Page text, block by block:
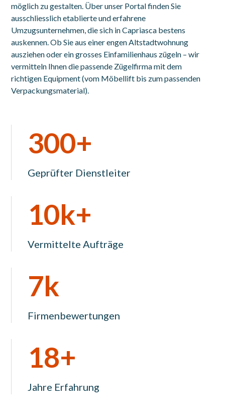
möglich zu gestalten. Über unser Portal finden Sie
ausschliesslich etablierte und erfahrene
Umzugsunternehmen, die sich in Capriasca bestens
auskennen. Ob Sie aus einer engen Altstadtwohnung
ausziehen oder ein grosses Einfamilienhaus zügeln – wir
vermitteln Ihnen die passende Zügelfirma mit dem
richtigen Equipment (vom Möbellift bis zum passenden
Verpackungsmaterial).
300+
Geprüfter Dienstleiter
10k+
Vermittelte Aufträge
7k
Firmenbewertungen
18+
Jahre Erfahrung